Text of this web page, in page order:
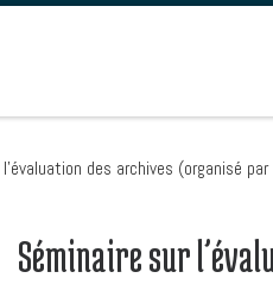
des archives (organisé
Séminaire sur